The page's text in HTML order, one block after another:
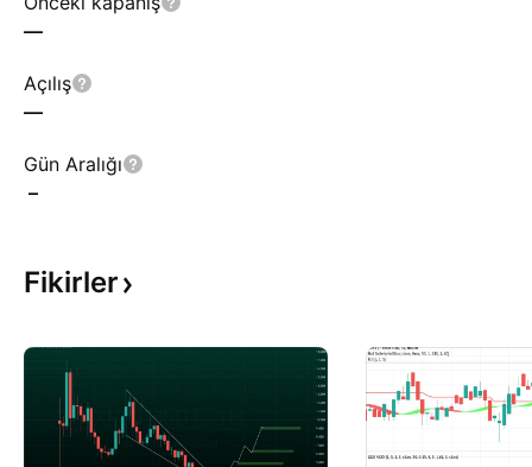
—
Açılış
—
Gün Aralığı
–
Fikirler